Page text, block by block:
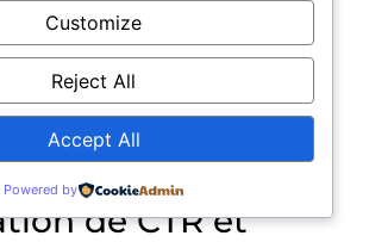
“pousser” artificiellement
existe, mais le risque
tout bénéfice supposé.
de CTR et
Customize
Reject All
Accept All
Powered by